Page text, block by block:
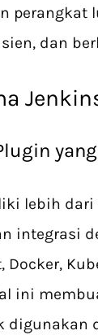
perangkat
dan
lebih dari
integrasi
Docker,
ini
digunakan